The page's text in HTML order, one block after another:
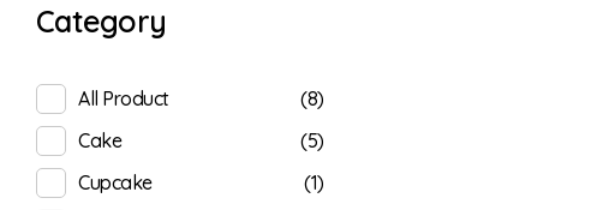
Category
All Product
(8)
Cake
(5)
Cupcake
(1)